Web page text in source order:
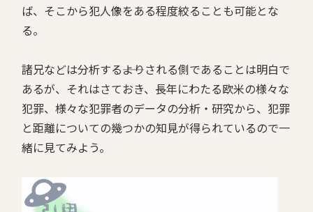
ば、そこから犯人像をある程度絞ることも可能とな
る。
諸兄などは分析する――よりされる側であることは明白で
あるが、それはさておき、長年にわたる欧米の様々な
犯罪、様々な犯罪者のデータの分析・研究から、犯罪
と距離についての幾つかの知見が得られているので一
緒に見てみよう。